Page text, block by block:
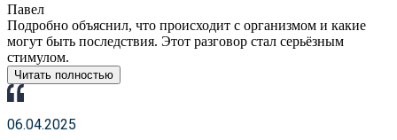
Павел
Подробно объяснил, что происходит с организмом и какие
могут быть последствия. Этот разговор стал серьёзным
стимулом.
Читать полностью
06.04.2025